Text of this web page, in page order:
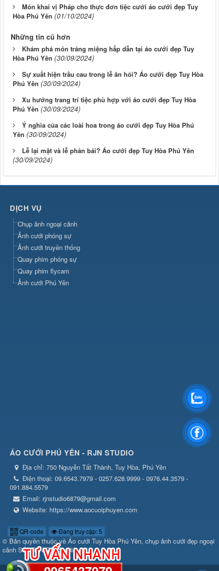
Món khai vị Pháp cho thực đơn tiệc cưới áo cưới đẹp Tuy
Hòa Phú Yên (01/10/2024)
Những tin cũ hơn
Khám phá món tráng miệng hấp dẫn tại áo cưới đẹp Tuy
Hòa Phú Yên (30/09/2024)
Sự xuất hiện trầu cau trong lễ ăn hỏi? Áo cưới đẹp Tuy Hòa
Phú Yên (30/09/2024)
Xu hướng trang trí tiệc phù hợp với áo cưới đẹp Tuy Hòa
Phú Yên (30/09/2024)
Ý nghĩa của các loài hoa trong áo cưới đẹp Tuy Hòa Phú
Yên (30/09/2024)
Lễ lại mặt và lễ phản bái? Áo cưới đẹp Tuy Hòa Phú Yên
(30/09/2024)
DỊCH VỤ
Chụp ảnh ngoại cảnh
Ảnh cưới phóng sự
Ảnh cưới truyền thống
Quay phim phóng sự
Quay phim flycam
Ảnh cưới Phú Yên
ÁO CƯỚI PHÚ YÊN - RJN STUDIO
Địa chỉ: 750 Nguyễn Tất Thành, Tuy Hòa, Phú Yên
Điện thoại: 09.6543.7979 - 0257.628.9999 - 0976.44.3579 -
091.884.5579
Email: rjnstudio6879@gmail.com
Website: https://www.aocuoiphuyen.com
QR-code Đang truy cập: 5
© Bản quyền thuộc về Áo cưới Tuy Hòa Phú Yên, chụp ảnh cưới đẹp ngoại
cảnh Số1 RJN RIN Studio